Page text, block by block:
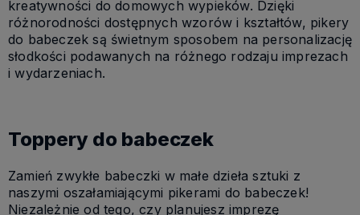
kreatywności do domowych wypieków. Dzięki
różnorodności dostępnych wzorów i kształtów, pikery
do babeczek są świetnym sposobem na personalizację
słodkości podawanych na różnego rodzaju imprezach
i wydarzeniach.
Toppery do babeczek
Zamień zwykłe babeczki w małe dzieła sztuki z
naszymi oszałamiającymi pikerami do babeczek!
Niezależnie od tego, czy planujesz imprezę